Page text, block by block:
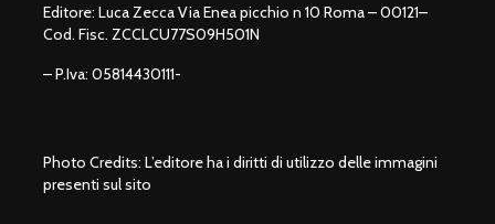
Editore: Luca Zecca Via Enea picchio n 10 Roma – 00121–
Cod. Fisc. ZCCLCU77S09H501N
– P.Iva: 05814430111-
Photo Credits: L’editore ha i diritti di utilizzo delle immagini
presenti sul sito